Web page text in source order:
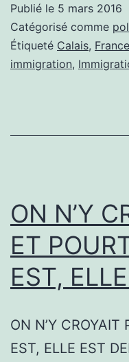
Publié le 5 mars 2016
Catégorisé comme
Étiqueté Calais, France
immigration,
ON N’Y
ET
EST,
ON N’Y
EST, ELLE EST